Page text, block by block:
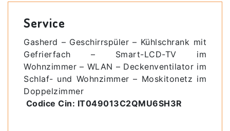
Service
Gasherd – Geschirrspüler – Kühlschrank mit
Gefrierfach – Smart-LCD-TV im
Wohnzimmer – WLAN – Deckenventilator im
Schlaf- und Wohnzimmer – Moskitonetz im
Doppelzimmer
Codice Cin: IT049013C2QMU6SH3R